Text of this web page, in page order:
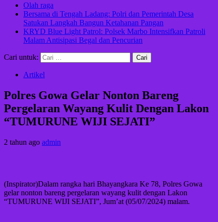
Olah raga
Bersama di Tengah Ladang: Polri dan Pemerintah Desa
Satukan Langkah Bangun Ketahanan Pangan
KRYD Blue Light Patrol: Polsek Marbo Intensifkan Patroli
Malam Antisipasi Begal dan Pencurian
Cari untuk:
Artikel
Polres Gowa Gelar Nonton Bareng
Pergelaran Wayang Kulit Dengan Lakon
“TUMURUNE WIJI SEJATI”
2 tahun ago admin
(Inspirator)Dalam rangka hari Bhayangkara Ke 78, Polres Gowa
gelar nonton bareng pergelaran wayang kulit dengan Lakon
“TUMURUNE WIJI SEJATI”, Jum’at (05/07/2024) malam.